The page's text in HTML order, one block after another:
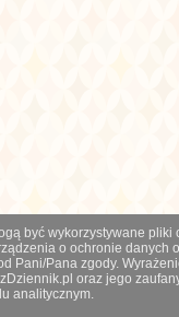
być wykorzystywane
o ochronie danych
Pani/Pana zgody.
oraz jego
analitycznym.